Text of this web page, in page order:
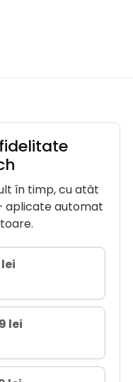
în timp, cu atât
aplicate automat
lei